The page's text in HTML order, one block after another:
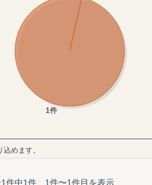
めます。
件中1件 1件〜1件目を表示